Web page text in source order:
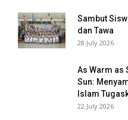
panel
Sambut
dan Tawa
28 July 2026
As Warm as
Sun:
Islam
22 July 2026